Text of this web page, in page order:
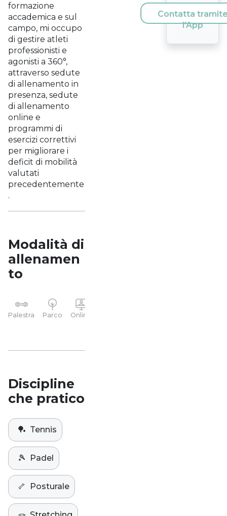
formazione
accademica e sul
campo, mi occupo
di gestire atleti
professionisti e
agonisti a 360°,
attraverso sedute
di allenamento in
presenza, sedute
di allenamento
online e
programmi di
esercizi correttivi
per migliorare i
deficit di mobilità
valutati
precedentemente
.
Modalità di
allenamen
to
Palestra Parco Online
Discipline
che pratico
🏓 Tennis
🎾 Padel
🦴 Posturale
Contatta
l'App